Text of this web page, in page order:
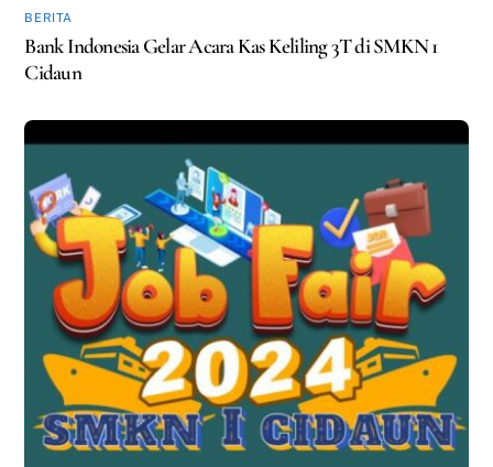
BERITA
Bank Indonesia Gelar Acara Kas Keliling 3T di SMKN 1
Cidaun